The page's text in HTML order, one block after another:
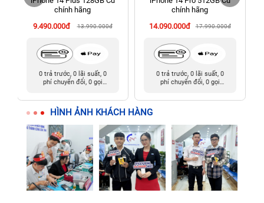
198 Hoàng Văn Thụ, Tân Sơn Nhất, Hồ Chí Minh (Tân Bình
chính hãng
9.490.000đ
13.990.000đ
0 trả trước, 0 lãi suất, 0
phí chuyển đổi, 0 gọi
chính hãng
14.090.000đ
17.990.000đ
0 trả trước, 0 lãi suất, 0
phí chuyển đổi, 0 gọi
HÌNH ẢNH KHÁCH HÀNG